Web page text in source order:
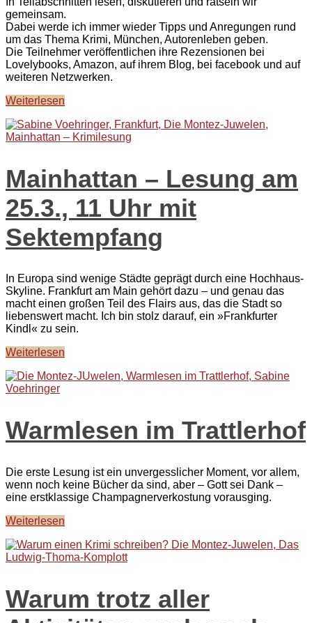
gemeinsam.
Dabei werde ich immer wieder Tipps und Anregungen rund
um das Thema Krimi, München, Autorenleben geben.
Die Teilnehmer veröffentlichen ihre Rezensionen bei
Lovelybooks, Amazon, auf ihrem Blog, bei facebook und auf
weiteren Netzwerken.
Weiterlesen
Mainhattan – Lesung am
25.3., 11 Uhr mit
Sektempfang
In Europa sind wenige Städte geprägt durch eine Hochhaus-
Skyline. Frankfurt am Main gehört dazu – und genau das
macht einen großen Teil des Flairs aus, das die Stadt so
liebenswert macht. Ich bin stolz darauf, ein »Frankfurter
Kindl« zu sein.
Weiterlesen
Warmlesen im Trattlerhof
Die erste Lesung ist ein unvergesslicher Moment, vor allem,
wenn noch keine Bücher da sind, aber – Gott sei Dank –
eine erstklassige Champagnerverkostung vorausging.
Weiterlesen
Warum trotz aller